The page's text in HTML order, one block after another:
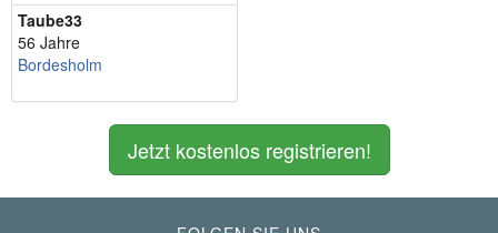
Taube33
56 Jahre
Bordesholm
Jetzt kostenlos registrieren!